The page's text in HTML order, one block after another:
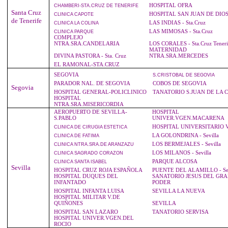
Santa Cruz
de Tenerife
CHAMBERI -STA.CRUZ DE TENERIFE HOSPITAL OFRA
CLINICACAPOTE HOSPITAL SAN JUAN DE DIOS
CLINICALA COLINA LAS INDIAS - Sta.Cruz
CLINICAPARQUE
LAS MIMOSAS - Sta.Cruz
COMPLEJO
NTRA.SRA.CANDELARIA
LOS CORALES - Sta.Cruz
DIVINA PASTORA - Sta. Cruz
MATERNIDAD
NTRA.SRA.MERCEDES
EL RAMONAL-STA.CRUZ
Segovia
SEGOVIA S.CRISTOBALDE SEGOVIA
PARADOR NAL. DE SEGOVIA
COBOS DE SEGOVIA
HOSPITAL GENERAL-POLICLINICO
TANATORIO S.JUAN DE LA
HOSPITAL
NTRA.SRA.MISERICORDIA
Sevilla
AEROPUERTO DE SEVILLA-
S.PABLO
HOSPITAL
UNIVER.VGEN.MACARENA
CLINICADE CIRUGIA ESTETICA HOSPITAL UNIVERSITARIO
CLINICADE FATIMA LA GOLONDRINA - Sevilla
CLINICANTRA.SRA.DE ARANZAZU LOS BERMEJALES - Sevilla
CLINICASAGRADO CORAZON LOS MILANOS - Sevilla
CLINICASANTA ISABEL
PARQUE ALCOSA
HOSPITAL CRUZ ROJA ESPAÑOLA
PUENTE DEL ALAMILLO -
HOSPITAL DUQUES DEL
INFANTADO
SANATORIO JESUS DEL
PODER
HOSPITAL INFANTA LUISA
SEVILLA LA NUEVA
HOSPITAL MILITAR V.DE
QUIÑONES
SEVILLA
HOSPITAL SAN LAZARO
TANATORIO SERVISA
HOSPITAL UNIVER.VGEN.DEL
ROCIO